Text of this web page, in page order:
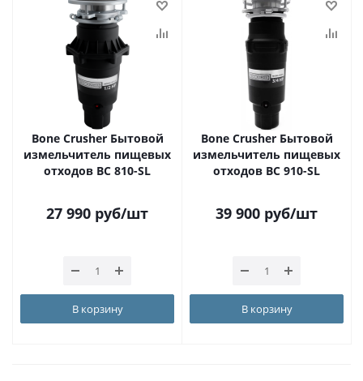
Bone Crusher Бытовой
измельчитель пищевых
отходов BC 810-SL
27 990 руб/шт
В корзину
Bone Crusher Бытовой
измельчитель пищевых
отходов BC 910-SL
39 900 руб/шт
В корзину